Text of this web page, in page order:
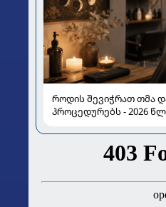
როდის შევიჭრათ თმა
პროცედურებს - 2026